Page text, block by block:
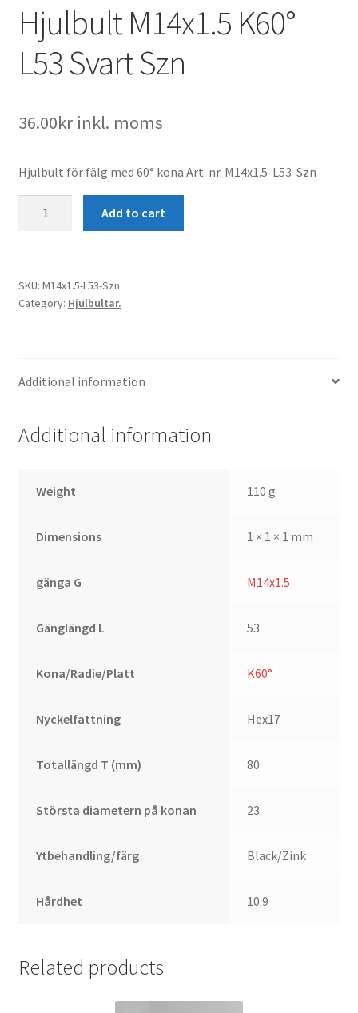
Hjulbult M14x1.5 K60°
L53 Svart Szn
36.00krinkl. moms
Hjulbult för fälg med 60° kona Art. nr. M14x1.5-L53-Szn
Svart
Szn
Add to cart
SKU: M14x1.5-L53-Szn
Category: Hjulbultar.
Additional information
Additional information
Weight 110 g
Dimensions 1 × 1 × 1 mm
gänga G M14x1.5
Gänglängd L 53
Kona/Radie/Platt K60°
Nyckelfattning Hex17
Totallängd T (mm) 80
Största diametern på konan 23
Ytbehandling/färg Black/Zink
Hårdhet 10.9
Related products